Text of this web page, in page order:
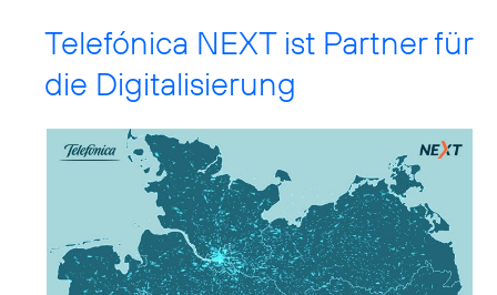
Telefónica NEXT ist Partner für
die Digitalisierung